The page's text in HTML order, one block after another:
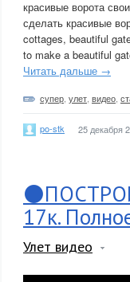
красивые ворота
сделать красивые
cottages, beautiful
to make a beautiful
Читать дальше →
супер улет видео
po-stk 25 декабря
17к.
Улет видео